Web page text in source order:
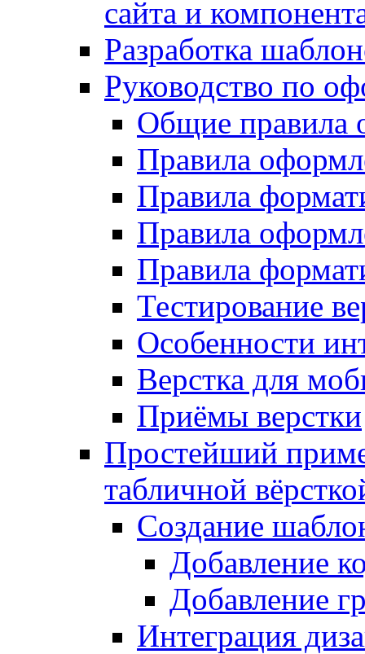
сайта и
Разработка
Руководство по
Общие правила
Правила
Правила
Правила
Правила
Тестирование
Особенности
Верстка для
Приёмы верстки
Простейший
табличной
Создание
Добавление
Добавление
Интеграция